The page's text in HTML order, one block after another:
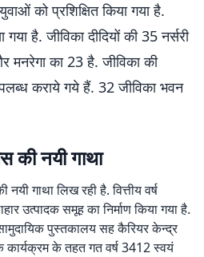
को प्रशिक्षित किया गया है.
है. जीविका दीदियों की 35 नर्सरी
मनरेगा का 23 है. जीविका की
कराये गये हैं. 32 जीविका भवन
की नयी गाथा
गाथा लिख रही है. वित्तीय वर्ष
उत्पादक समूह का निर्माण किया गया है.
पुस्तकालय सह कैरियर केन्द्र
कार्यक्रम के तहत गत वर्ष 3412 स्वयं